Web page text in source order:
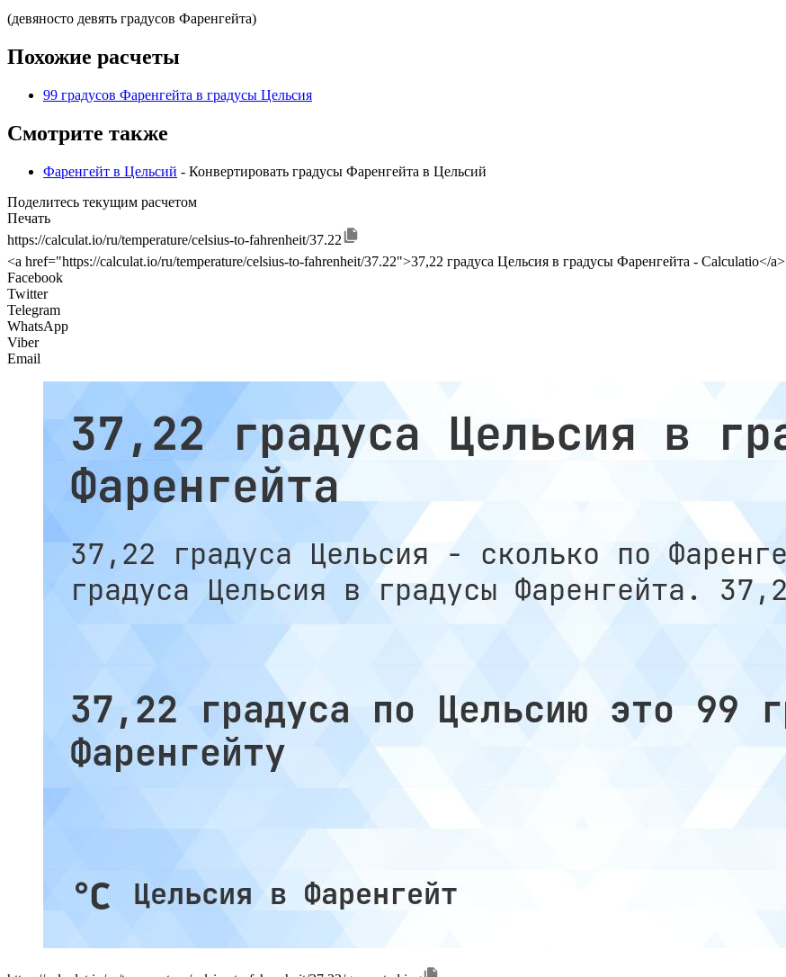
(девяносто девять градусов Фаренгейта)
Похожие расчеты
99 градусов Фаренгейта в градусы Цельсия
Смотрите также
Фаренгейт в Цельсий - Конвертировать градусы Фаренгейта в Цельсий
Поделитесь текущим расчетом
Печать
https://calculat.io/ru/temperature/celsius-to-fahrenheit/37.22
<a href="https://calculat.io/ru/temperature/celsius-to-fahrenheit/37.22">37,22 градуса Цельсия в градусы Фаренгейта - Calculatio</a>
Facebook
Twitter
Telegram
WhatsApp
Viber
Email